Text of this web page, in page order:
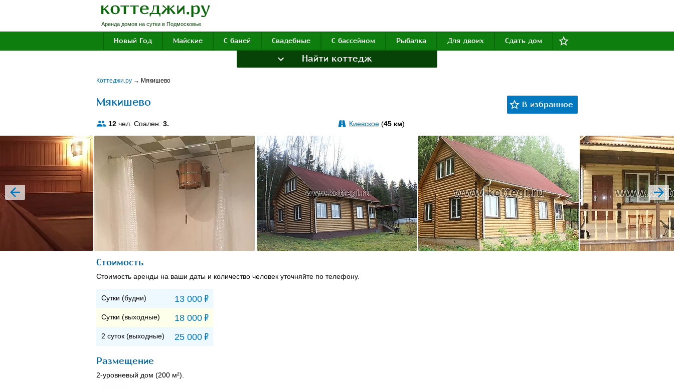
Аренда домов на сутки в Подмосковье
Новый Год Майские С баней Свадебные С бассейном Рыбалка Для двоих Сдать дом
Найти коттедж
Коттеджи.ру → Мякишево
Мякишево
12 чел. Спален: 3. Киевское (45 км)
prev next
Стоимость
Стоимость аренды на ваши даты и количество человек уточняйте по телефону.
Сутки (будни) 13 000Р
Сутки (выходные) 18 000Р
2 суток (выходные) 25 000Р
Размещение
2-уровневый дом (200 м²).